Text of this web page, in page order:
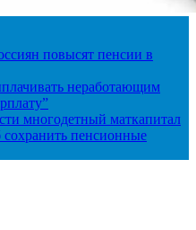
повысят пенсии в
неработающим
многодетный маткапитал
сохранить пенсионные